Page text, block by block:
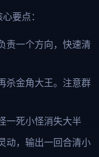
要点：
责一个方向，快速清
杀金角大王。注意群
一死小怪消失大半
动，输出一回合清小